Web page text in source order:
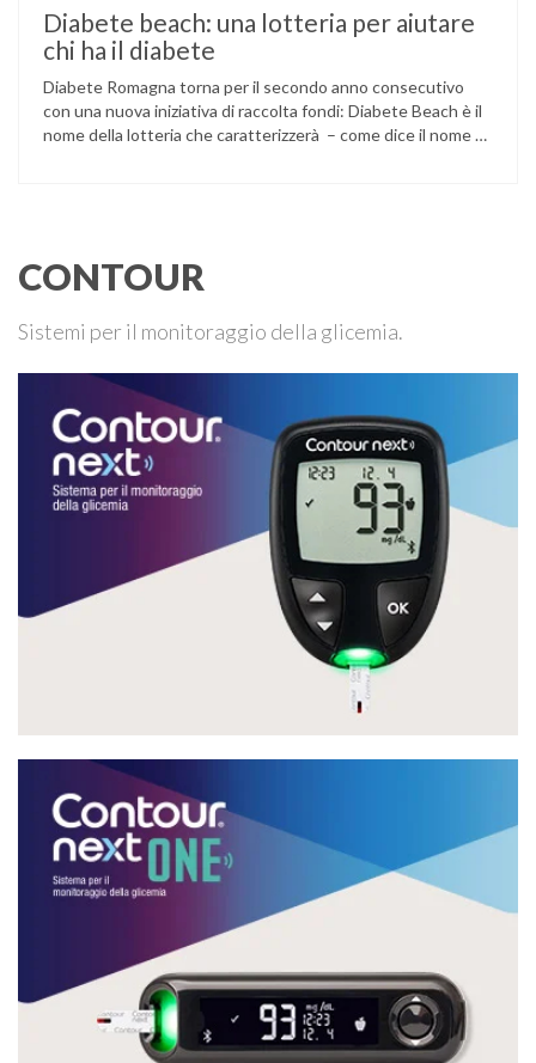
Diabete beach: una lotteria per aiutare
chi ha il diabete
Diabete Romagna torna per il secondo anno consecutivo
con una nuova iniziativa di raccolta fondi: Diabete Beach è il
nome della lotteria che caratterizzerà – come dice il nome –
CONTOUR
Sistemi per il monitoraggio della glicemia.